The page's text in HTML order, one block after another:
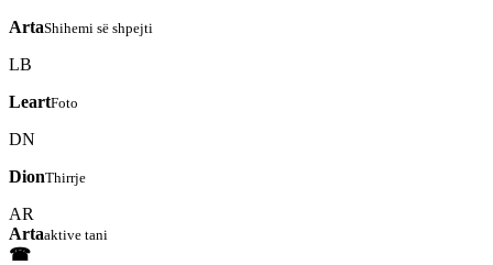
ArtaShihemi së shpejti
LB
LeartFoto
DN
DionThirrje
AR
Artaaktive tani
☎